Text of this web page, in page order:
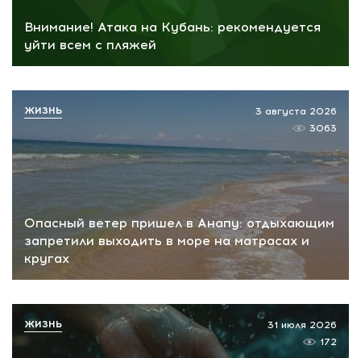
Внимание! Атака на Кубань: рекомендуется
уйти всем с пляжей
Опасный ветер пришел в Анапу: отдыхающим
запретили выходить в море на матрасах и
кругах
3 августа 2026
3063
ЖИЗНЬ
31 июля 2026
172
ЖИЗНЬ